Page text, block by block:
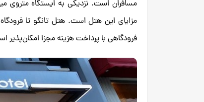
مسافران است. نزدیکی به ایستگاه متروی
فرودگاهی با پرداخت هزینه مجزا امکان‌پذیر